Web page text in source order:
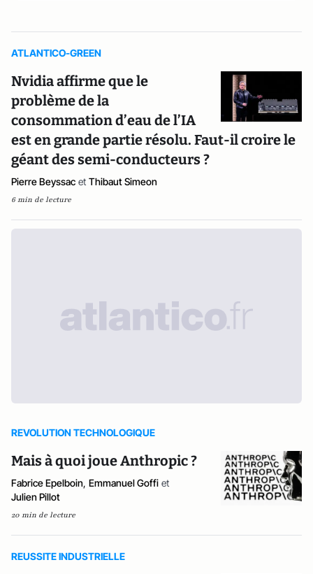
ATLANTICO-GREEN
Nvidia affirme que le
problème de la
consommation d’eau de l’IA
est en grande partie résolu. Faut-il croire le
géant des semi-conducteurs ?
Pierre Beyssac et Thibaut Simeon
6 min de lecture
REVOLUTION TECHNOLOGIQUE
Mais à quoi joue Anthropic ?
Fabrice Epelboin, Emmanuel Goffi et
Julien Pillot
20 min de lecture
REUSSITE INDUSTRIELLE